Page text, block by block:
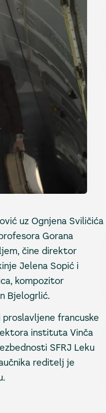
uz Ognjena Sviličića
Gorana
čine direktor
Jelena Sopić i
kompozitor
Bjelogrlić.
proslavljene francuske
instituta Vinča
SFRJ Leku
reditelj je